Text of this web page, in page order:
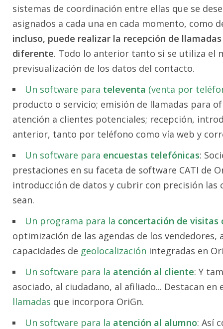
sistemas de coordinación entre ellas que se
asignados a cada una en cada momento, como
incluso, puede realizar la recepción de
diferente. Todo lo anterior tanto si se utiliza el
previsualización de los datos del contacto.
Un software para televenta (venta por
producto o servicio; emisión de llamadas para
atención a clientes potenciales; recepción,
anterior, tanto por teléfono como vía web y
Un software para encuestas telefónicas:
prestaciones en su faceta de software CATI de
introducción de datos y cubrir con precisión
sean.
Un programa para la concertación de visitas
optimización de las agendas de los
capacidades de geolocalización integradas en
Un software para la atención al cliente: Y
asociado, al ciudadano, al afiliado... Destacan
llamadas que incorpora OriGn.
Un software para la atención al alumno: Así